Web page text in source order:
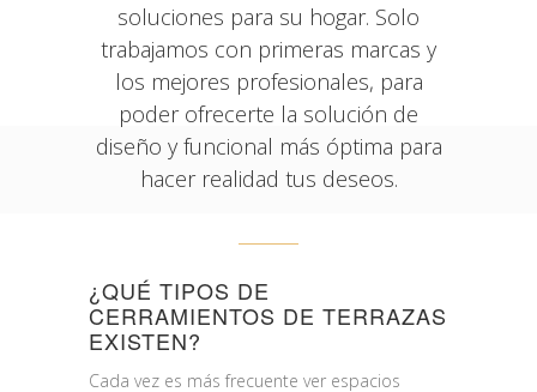
soluciones para su hogar. Solo
trabajamos con primeras marcas y
los mejores profesionales, para
poder ofrecerte la solución de
diseño y funcional más óptima para
hacer realidad tus deseos.
¿QUÉ TIPOS DE
CERRAMIENTOS DE TERRAZAS
EXISTEN?
Cada vez es más frecuente ver espacios